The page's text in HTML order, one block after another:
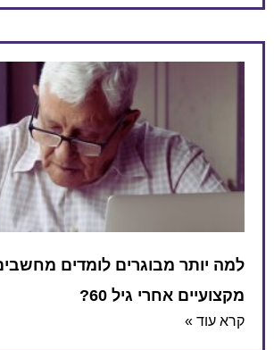
למה יותר מבוגרים לומדים
מקצועיים אחרי גיל 60?
קרא עוד »